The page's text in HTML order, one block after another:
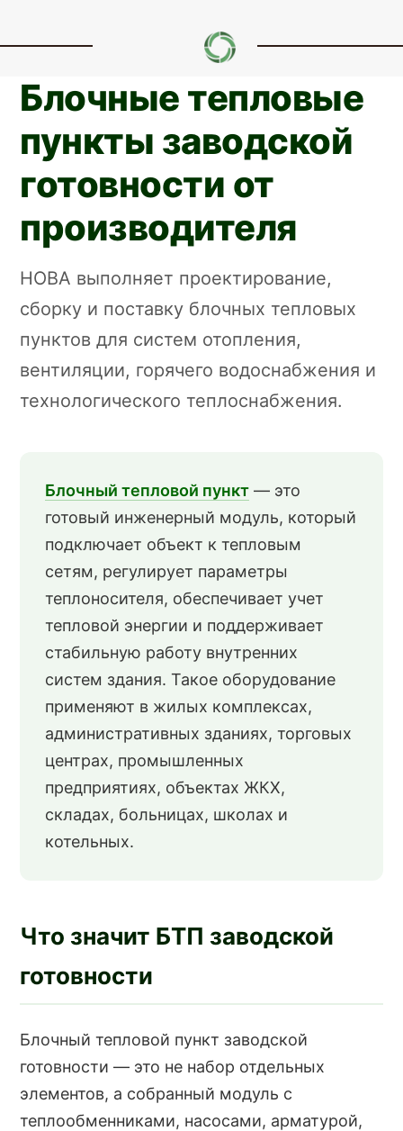
Блочные тепловые
пункты заводской
готовности от
производителя
НОВА выполняет проектирование,
сборку и поставку блочных тепловых
пунктов для систем отопления,
вентиляции, горячего водоснабжения и
технологического теплоснабжения.
Блочный тепловой пункт — это
готовый инженерный модуль, который
подключает объект к тепловым
сетям, регулирует параметры
теплоносителя, обеспечивает учет
тепловой энергии и поддерживает
стабильную работу внутренних
систем здания. Такое оборудование
применяют в жилых комплексах,
административных зданиях, торговых
центрах, промышленных
предприятиях, объектах ЖКХ,
складах, больницах, школах и
котельных.
Что значит БТП заводской
готовности
Блочный тепловой пункт заводской
готовности — это не набор отдельных
элементов, а собранный модуль с
теплообменниками, насосами, арматурой,